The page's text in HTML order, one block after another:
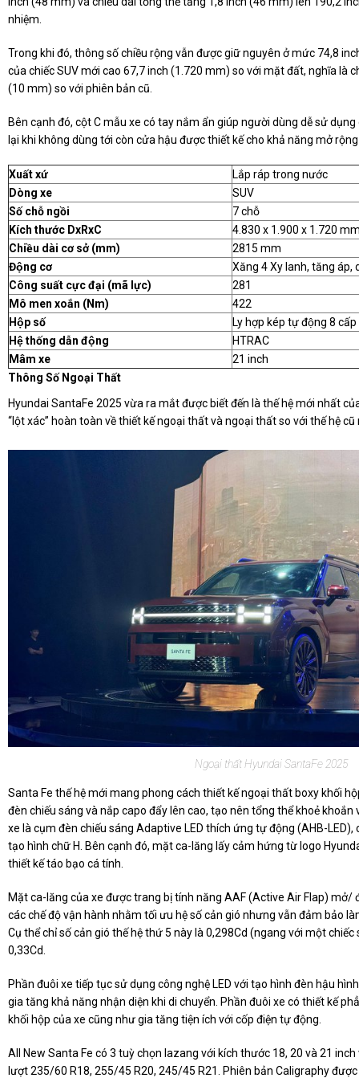
nhiệm.
Trong khi đó, thông số chiều rộng vẫn được giữ nguyên ở mức 74,8
của chiếc SUV mới cao 67,7 inch (1.720 mm) so với mặt đất, nghĩa là
(10 mm) so với phiên bản cũ.
Bên cạnh đó, cột C mẫu xe có tay nắm ẩn giúp người dùng dễ sử
lại khi không dùng tới còn cửa hậu được thiết kế cho khả năng mở
Xuất xứ
Lắp ráp trong nước
Dòng xe
SUV
Số chỗ ngồi
7 chỗ
Kích thước DxRxC
4.830 x 1.900 x 1.720
Chiều dài cơ sở (mm)
2815 mm
Động cơ
Xăng 4 Xy lanh, tăng áp,
Công suất cực đại (mã lực)
281
Mô men xoắn (Nm)
422
Hộp số
Ly hợp kép tự động 8 cấp
Hệ thống dẫn động
HTRAC
Mâm xe
21 inch
Thông Số Ngoại Thất
Hyundai SantaFe 2025 vừa ra mắt được biết đến là thế hệ mới nhất
“lột xác” hoàn toàn về thiết kế ngoại thất và ngoại thất so với thế hệ
Ngoại thất Hyundai SantaFe 2025
Santa Fe thế hệ mới mang phong cách thiết kế ngoại thất boxy khối
đèn chiếu sáng và nắp capo đẩy lên cao, tạo nên tổng thể khoẻ
xe là cụm đèn chiếu sáng Adaptive LED thích ứng tự động (AHB-
tạo hình chữ H. Bên cạnh đó, mặt ca-lăng lấy cảm hứng từ logo
thiết kế táo bạo cá tính.
Mặt ca-lăng của xe được trang bị tính năng AAF (Active Air Flap)
các chế độ vận hành nhằm tối ưu hệ số cản gió nhưng vẫn đảm bảo
Cụ thể chỉ số cản gió thế hệ thứ 5 này là 0,298Cd (ngang với một
0,33Cd.
Phần đuôi xe tiếp tục sử dụng công nghệ LED với tạo hình đèn hậu
gia tăng khả năng nhận diện khi di chuyển. Phần đuôi xe có thiết kế
khối hộp của xe cũng như gia tăng tiện ích với cốp điện tự động.
All New Santa Fe có 3 tuỳ chọn lazang với kích thước 18, 20 và 21
lượt 235/60 R18, 255/45 R20, 245/45 R21. Phiên bản Caligraphy